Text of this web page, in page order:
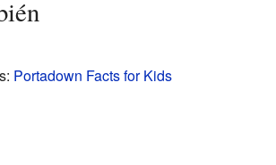
Portadown Facts for Kids